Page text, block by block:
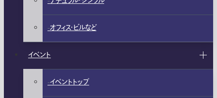
オフィス・ビルなど
イベント
イベントトップ